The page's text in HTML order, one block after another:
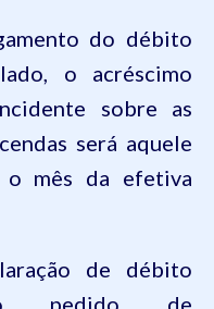
do débito
o acréscimo
sobre as
será aquele
o mês da efetiva
de débito
pedido de